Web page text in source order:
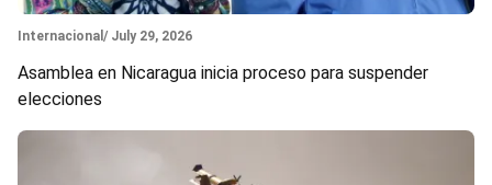
Section
Internacional / July 29, 2026
Asamblea en Nicaragua inicia proceso para suspender
elecciones